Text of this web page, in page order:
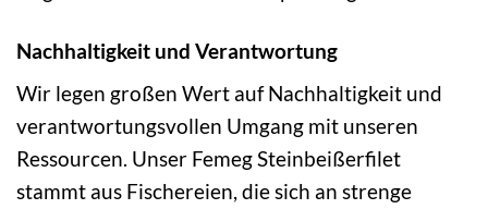
Nachhaltigkeit und Verantwortung
Wir legen großen Wert auf Nachhaltigkeit und
verantwortungsvollen Umgang mit unseren
Ressourcen. Unser Femeg Steinbeißerfilet
stammt aus Fischereien, die sich an strenge